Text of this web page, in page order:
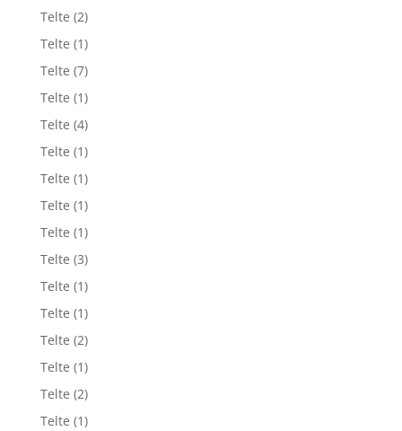
Telte (2)
Telte (1)
Telte (7)
Telte (1)
Telte (4)
Telte (1)
Telte (1)
Telte (1)
Telte (1)
Telte (3)
Telte (1)
Telte (1)
Telte (2)
Telte (1)
Telte (2)
Telte (1)